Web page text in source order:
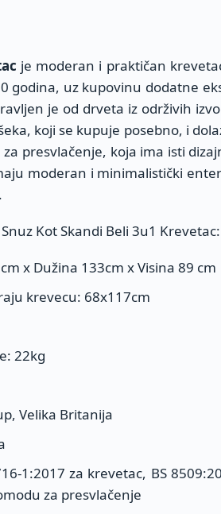
je moderan i praktičan
godina, uz kupovinu dodatne
je od drveta iz održivih
koji se kupuje posebno, i
presvlačenje, koja ima isti
moderan i minimalistički
Kot Skandi Beli 3u1 Krevetac:
x Dužina 133cm x Visina 89 cm
krevecu: 68x117cm
22kg
Velika Britanija
1:2017 za krevetac, BS
za presvlačenje